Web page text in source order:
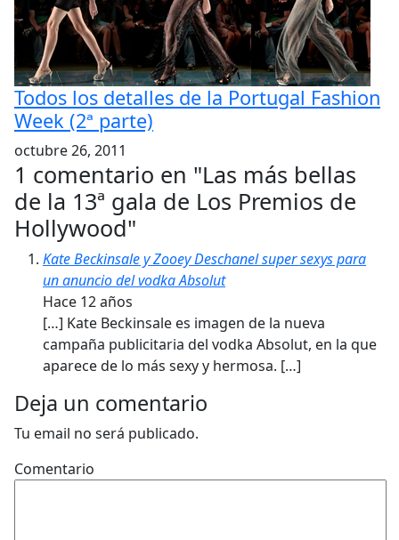
Todos los detalles de la Portugal Fashion
Week (2ª parte)
octubre 26, 2011
1 comentario en "Las más bellas
de la 13ª gala de Los Premios de
Hollywood"
Kate Beckinsale y Zooey Deschanel super sexys para
un anuncio del vodka Absolut
Hace 12 años
[…] Kate Beckinsale es imagen de la nueva
campaña publicitaria del vodka Absolut, en la que
aparece de lo más sexy y hermosa. […]
Deja un comentario
Tu email no será publicado.
Comentario